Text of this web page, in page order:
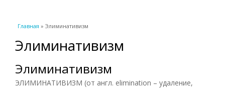
Вы здесь
Главная » Элиминативизм
Элиминативизм
Элиминативизм
ЭЛИМИНАТИВИЗМ (от англ. elimination – удаление,